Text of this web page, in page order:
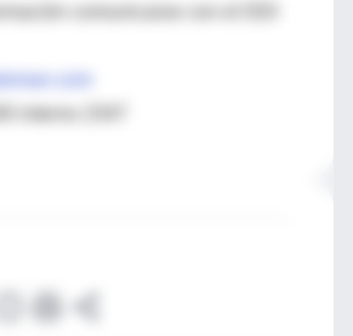
comunicarse con el DDI